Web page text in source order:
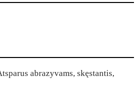
abrazyvams, skęstantis,